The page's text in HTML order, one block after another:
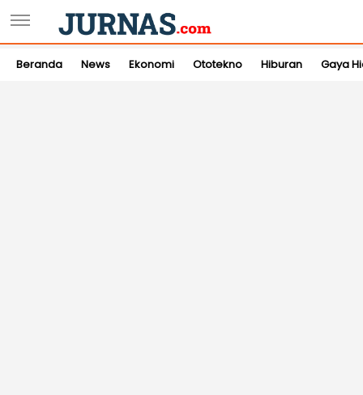
Beranda News Ekonomi Ototekno Hiburan Gaya